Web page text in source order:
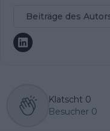
Beiträge des
Klatscht 0
Besucher 0